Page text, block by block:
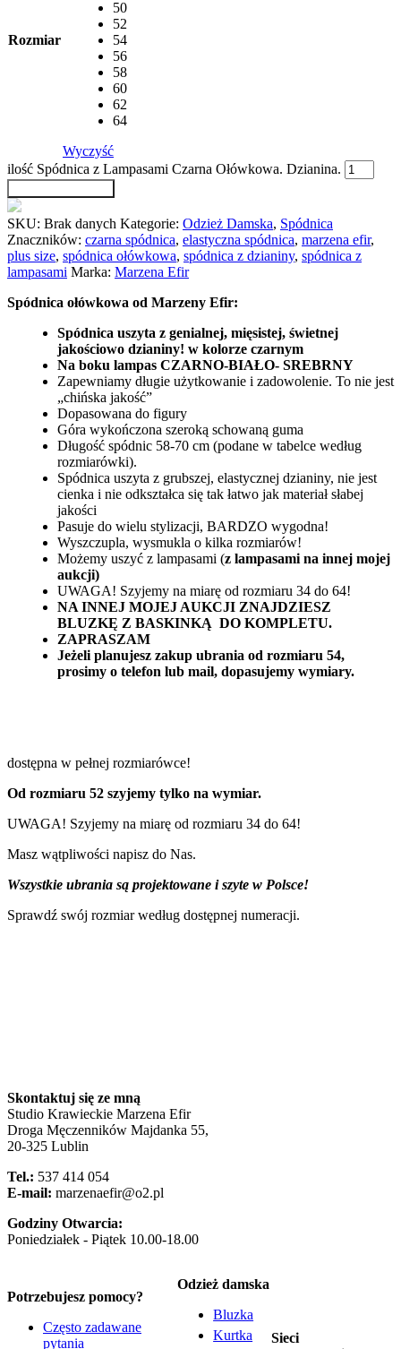
Rozmiar
50
52
54
56
58
60
62
64
Wyczyść
ilość Spódnica z Lampasami Czarna Ołówkowa. Dzianina.
SKU: Brak danych Kategorie: Odzież Damska, Spódnica
Znaczników: czarna spódnica, elastyczna spódnica, marzena efir,
plus size, spódnica ołówkowa, spódnica z dzianiny, spódnica z
lampasami Marka: Marzena Efir
Spódnica ołówkowa od Marzeny Efir:
Spódnica uszyta z genialnej, mięsistej, świetnej
jakościowo dzianiny! w kolorze czarnym
Na boku lampas CZARNO-BIAŁO- SREBRNY
Zapewniamy długie użytkowanie i zadowolenie. To nie jest
„chińska jakość”
Dopasowana do figury
Góra wykończona szeroką schowaną guma
Długość spódnic 58-70 cm (podane w tabelce według
rozmiarówki).
Spódnica uszyta z grubszej, elastycznej dzianiny, nie jest
cienka i nie odkształca się tak łatwo jak materiał słabej
jakości
Pasuje do wielu stylizacji, BARDZO wygodna!
Wyszczupla, wysmukla o kilka rozmiarów!
Możemy uszyć z lampasami (z lampasami na innej mojej
aukcji)
UWAGA! Szyjemy na miarę od rozmiaru 34 do 64!
NA INNEJ MOJEJ AUKCJI ZNAJDZIESZ
BLUZKĘ Z BASKINKĄ DO KOMPLETU.
ZAPRASZAM
Jeżeli planujesz zakup ubrania od rozmiaru 54,
prosimy o telefon lub mail, dopasujemy wymiary.
dostępna w pełnej rozmiarówce!
Od rozmiaru 52 szyjemy tylko na wymiar.
UWAGA! Szyjemy na miarę od rozmiaru 34 do 64!
Masz wątpliwości napisz do Nas.
Wszystkie ubrania są projektowane i szyte w Polsce!
Sprawdź swój rozmiar według dostępnej numeracji.
Skontaktuj się ze mną
Studio Krawieckie Marzena Efir
Droga Męczenników Majdanka 55,
20-325 Lublin
Tel.: 537 414 054
E-mail: marzenaefir@o2.pl
Godziny Otwarcia:
Poniedziałek - Piątek 10.00-18.00
Potrzebujesz pomocy?
Często zadawane
pytania
Odzież damska
Bluzka
Kurtka
Sieci